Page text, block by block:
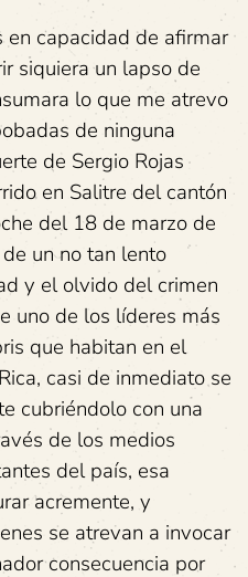
en capacidad de afirmar
siquiera un lapso de
lo que me atrevo
de ninguna
de Sergio Rojas
en Salitre del cantón
del 18 de marzo de
un no tan lento
y el olvido del crimen
uno de los líderes más
que habitan en el
casi de inmediato se
cubriéndolo con una
de los medios
del país, esa
acremente, y
se atrevan a invocar
consecuencia por